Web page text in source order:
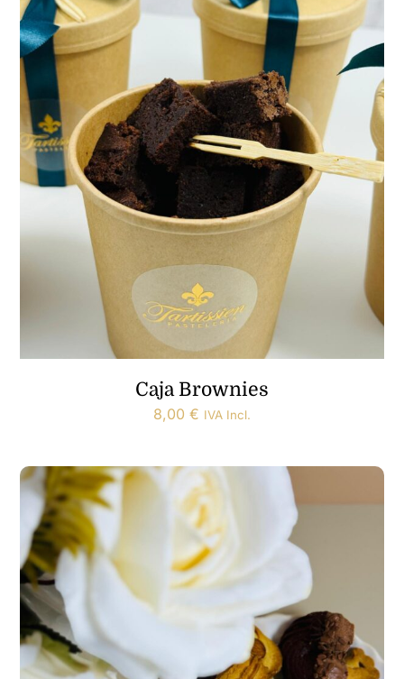
CONTACTO
Caja Brownies
8,00 € IVA Incl.